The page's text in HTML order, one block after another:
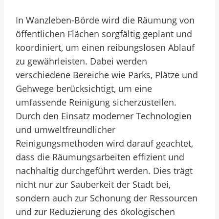
In Wanzleben-Börde wird die Räumung von
öffentlichen Flächen sorgfältig geplant und
koordiniert, um einen reibungslosen Ablauf
zu gewährleisten. Dabei werden
verschiedene Bereiche wie Parks, Plätze und
Gehwege berücksichtigt, um eine
umfassende Reinigung sicherzustellen.
Durch den Einsatz moderner Technologien
und umweltfreundlicher
Reinigungsmethoden wird darauf geachtet,
dass die Räumungsarbeiten effizient und
nachhaltig durchgeführt werden. Dies trägt
nicht nur zur Sauberkeit der Stadt bei,
sondern auch zur Schonung der Ressourcen
und zur Reduzierung des ökologischen